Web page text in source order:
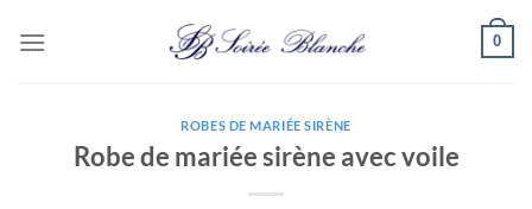
0
ROBES DE MARIÉE SIRÈNE
Robe de mariée sirène avec voile